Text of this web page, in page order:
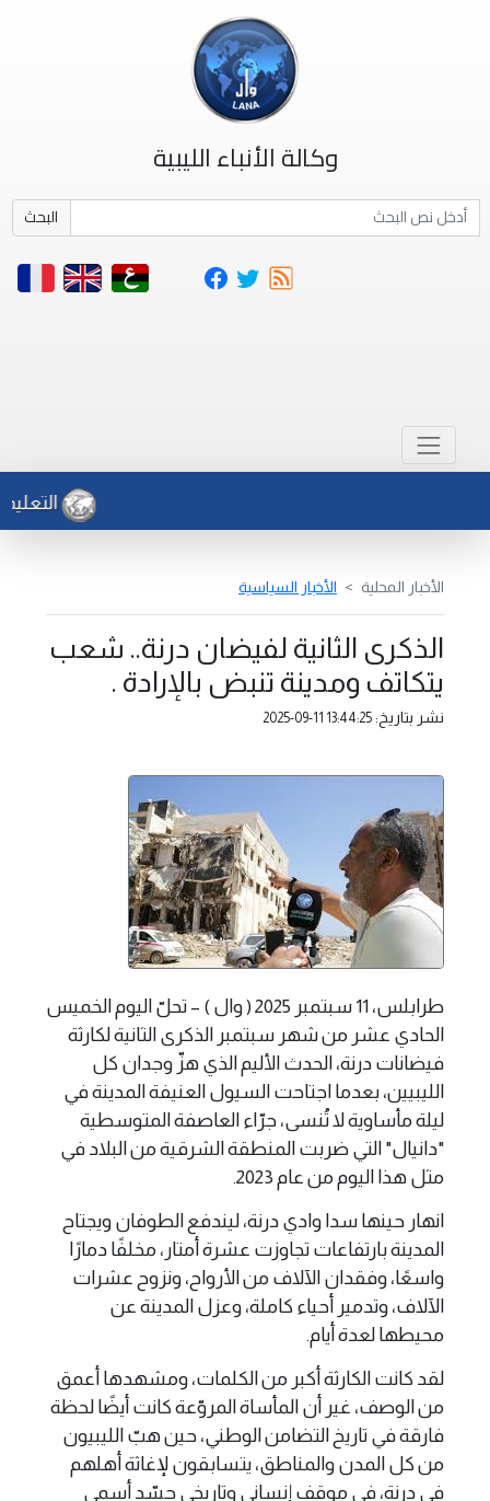
وكالة الأنباء الليبية
البحث
التعليم
الأخبار المحلية الأخبار السياسية
الذكرى الثانية لفيضان درنة.. شعب
يتكاتف ومدينة تنبض بالإرادة .
نشر بتاريخ: 2025-09-11 13:44:25
طرابلس، 11 سبتمبر 2025 ( وال ) – تحلّ اليوم الخميس
الحادي عشر من شهر سبتمبر الذكرى الثانية لكارثة
فيضانات درنة، الحدث الأليم الذي هزّ وجدان كل
الليبيين، بعدما اجتاحت السيول العنيفة المدينة في
ليلة مأساوية لا تُنسى، جرّاء العاصفة المتوسطية
"دانيال" التي ضربت المنطقة الشرقية من البلاد في
مثل هذا اليوم من عام 2023.
انهار حينها سدا وادي درنة، ليندفع الطوفان ويجتاح
المدينة بارتفاعات تجاوزت عشرة أمتار، مخلفًا دمارًا
واسعًا، وفقدان الآلاف من الأرواح، ونزوح عشرات
الآلاف، وتدمير أحياء كاملة، وعزل المدينة عن
محيطها لعدة أيام.
لقد كانت الكارثة أكبر من الكلمات، ومشهدها أعمق
من الوصف، غير أن المأساة المروّعة كانت أيضًا لحظة
فارقة في تاريخ التضامن الوطني، حين هبّ الليبيون
من كل المدن والمناطق، يتسابقون لإغاثة أهلهم
في درنة، في موقف إنساني وتاريخي جسّد أسمى